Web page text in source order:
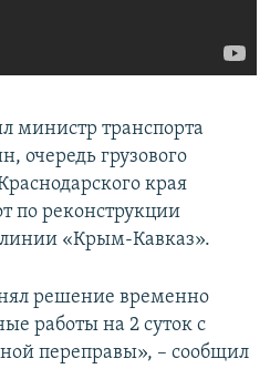
министр транспорта
очередь грузового
края
по реконструкции
«Крым-Кавказ».
решение временно
работы на 2 суток с
переправы», – сообщил